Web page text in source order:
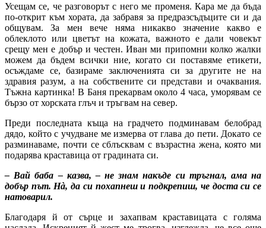
Усещам се, че разговорът с него ме променя. Кара ме да бъда
по-открит към хората, да забравя за предразсъдъците си и да
общувам. За мен вече няма никакво значение какво е
облеклото или цветът на кожата, важното е дали човекът
срещу мен е добър и честен. Иван ми припомни колко жалки
можем да бъдем всички ние, когато си поставяме етикети,
осъждаме се, базираме заключенията си за другите не на
здравия разум, а на собствените си представи и очаквания.
Тъжна картинка! В Баня прекарвам около 4 часа, уморявам се
бързо от хорската глъч и тръгвам на север.
Преди последната къща на градчето подминавам белобрад
дядо, който с учудване ме измерва от глава до пети. Докато се
разминаваме, почти се сблъсквам с възрастна жена, която ми
подарява краставица от градината си.
– Вай баба – казва, – не знам накъде си тръгнал, ама на
добър път. Нà, да си похапнеш и подкрепиш, че доста си се
натоварил.
Благодаря й от сърце и захапвам краставицата с голяма